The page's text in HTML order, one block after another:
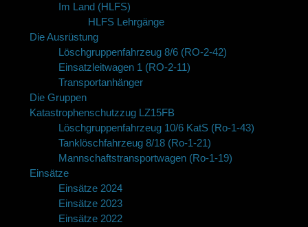
Im Land (HLFS)
HLFS Lehrgänge
Die Ausrüstung
Löschgruppenfahrzeug 8/6 (RO-2-42)
Einsatzleitwagen 1 (RO-2-11)
Transportanhänger
Die Gruppen
Katastrophenschutzzug LZ15FB
Löschgruppenfahrzeug 10/6 KatS (Ro-1-43)
Tanklöschfahrzeug 8/18 (Ro-1-21)
Mannschaftstransportwagen (Ro-1-19)
Einsätze
Einsätze 2024
Einsätze 2023
Einsätze 2022